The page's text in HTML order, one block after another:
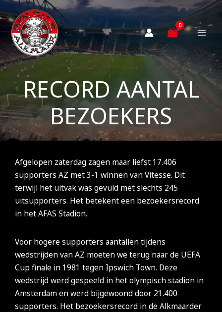
naar
de
inhoud
RECORD AANTAL
BEZOEKERS
Afgelopen zaterdag zagen maar liefst 17.406
supporters AZ met 3-1 winnen van Vitesse. Dit
terwijl het uitvak was gevuld met slechts 245
uitsupporters. Het betekent een bezoekersrecord
in het AFAS Stadion.
Voor hogere supporters aantallen tijdens
wedstrijden van AZ moeten we terug naar de UEFA
Cup finale in 1981 tegen Ipswich Town. Deze
wedstrijd werd gespeeld in het olympisch stadion in
Amsterdam en werd bijgewoond door 21.400
supporters. Het bezoekersrecord in de Alkmaarder